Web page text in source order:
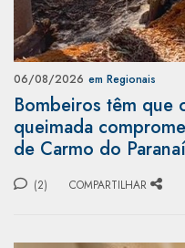
06/08/2026 em Regionais
Bombeiros têm que
queimada
de Carmo do
(2) COMPARTILHAR